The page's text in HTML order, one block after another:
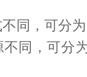
同，可分
同，可分